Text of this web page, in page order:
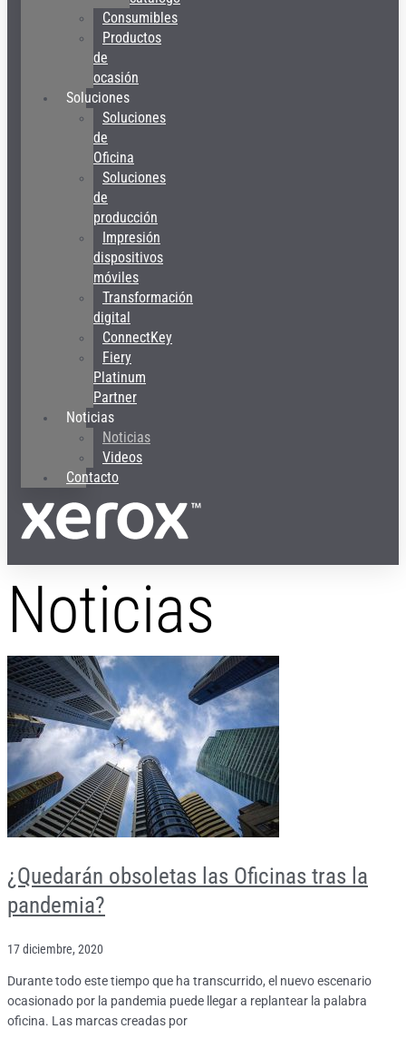
Consumibles
Productos
de
ocasión
Soluciones
Soluciones
de
Oficina
Soluciones
de
producción
Impresión
dispositivos
móviles
Transformación
digital
ConnectKey
Fiery
Platinum
Partner
Noticias
Noticias
Videos
Contacto
Noticias
¿Quedarán obsoletas las Oficinas tras la
pandemia?
17 diciembre, 2020
Durante todo este tiempo que ha transcurrido, el nuevo escenario
ocasionado por la pandemia puede llegar a replantear la palabra
oficina. Las marcas creadas por